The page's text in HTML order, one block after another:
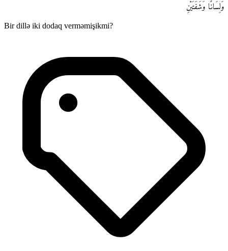
وَلِسَانًا وَشَفَتَيْنِ
Bir dillə iki dodaq verməmişikmi?